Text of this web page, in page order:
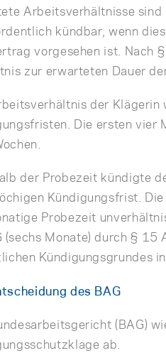
Arbeitsverhältnisse
kündbar, wenn
vorgesehen ist. Nach
zur erwarteten Dauer
der
Die ersten vier
der Probezeit kündigte
Kündigungsfrist.
Probezeit
(sechs Monate) durch §
Kündigungsgrundes
des BAG
(BAG)
ab.